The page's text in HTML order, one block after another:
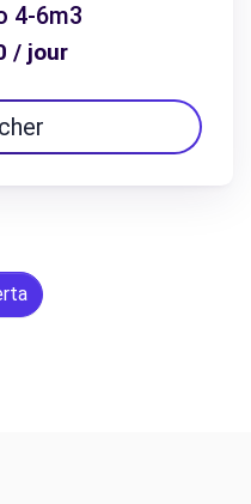
4-6m3
/ jour